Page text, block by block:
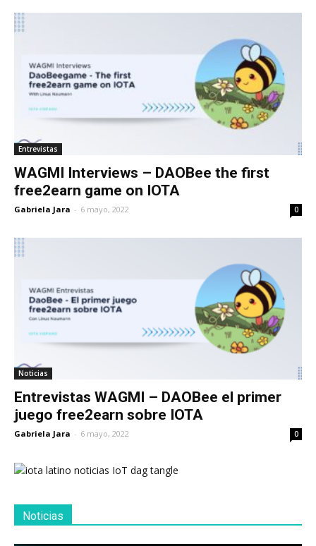
Entrevistas
WAGMI Interviews – DAOBee the first
free2earn game on IOTA
Gabriela Jara - 6 mayo, 2022 0
Noticias
Entrevistas WAGMI – DAOBee el primer
juego free2earn sobre IOTA
Gabriela Jara - 6 mayo, 2022 0
Noticias